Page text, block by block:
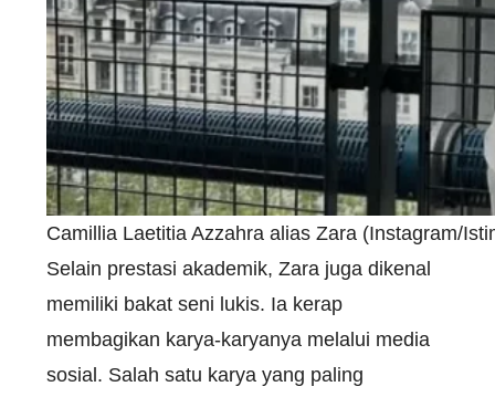
Camillia Laetitia Azzahra alias Zara (Instagram/
Selain prestasi akademik, Zara juga dikenal
memiliki bakat seni lukis. Ia kerap
membagikan karya-karyanya melalui media
sosial. Salah satu karya yang paling